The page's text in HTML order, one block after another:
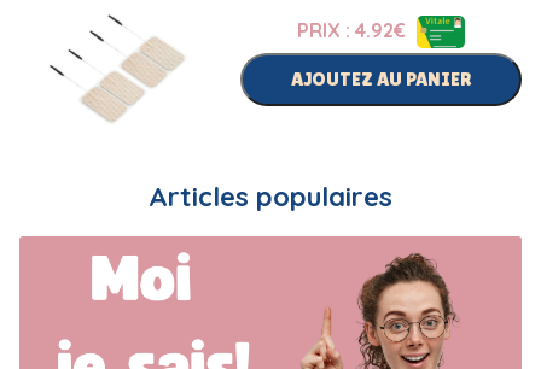
PRIX : 4.92€
AJOUTEZ AU PANIER
Articles populaires